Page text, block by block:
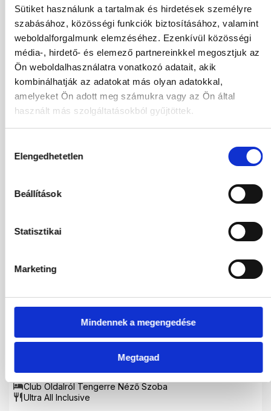
Sütiket használunk a tartalmak és hirdetések személyre
szabásához, közösségi funkciók biztosításához, valamint
weboldalforgalmunk elemzéséhez. Ezenkívül közösségi
média-, hirdető- és elemező partnereinkkel megosztjuk az
Ön weboldalhasználatra vonatkozó adatait, akik
kombinálhatják az adatokat más olyan adatokkal,
amelyeket Ön adott meg számukra vagy az Ön által
használt más szolgáltatásokból gyűjtöttek.
kiválasztása
Elengedhetetlen
Beállítások
Statisztikai
Marketing
Mindennek a megengedése
Megtagad
08.09.2026- 15.09.2026(7 Éjszaka)
Budapest
Járatinformációk
Club Oldalról Tengerre Néző Szoba
Ultra All Inclusive
789 080HUF
2Felnőttek,0 Gyermekek Kiválasztás
Club Oldalról Tengerre Néző Szoba
703 480
Club Oldalról Tengerre Néző Szoba
954 138HUF
Gyermekek
22.09.2026(7 Éjszaka)
BudapestJáratinformációk
Club Oldalról Tengerre Néző Szoba
Ultra All Inclusive